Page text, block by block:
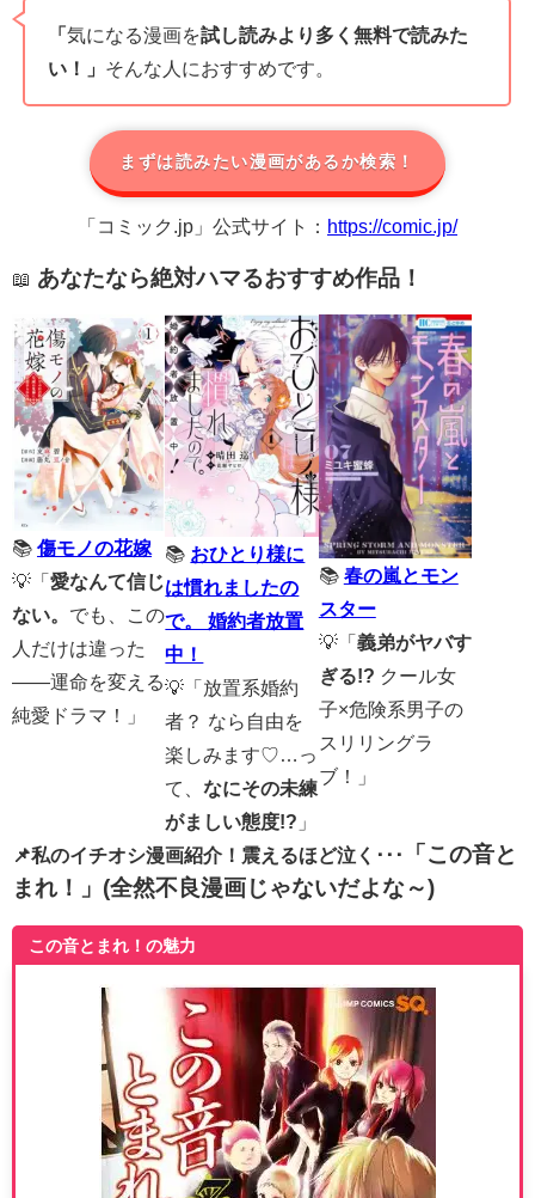
「気になる漫画を試し読みより多く無料で読みた
い！」 そんな人におすすめです。
まずは読みたい漫画があるか検索！
「コミック.jp」公式サイト： https://comic.jp/
📖 あなたなら絶対ハマるおすすめ作品！
📚 傷モノの花嫁
💡「 愛なんて信じ
ない。 でも、この
人だけは違った
――運命を変える
純愛ドラマ！」
📚 おひとり様に
は慣れましたの
で。 婚約者放置
中！
💡「放置系婚約
者？ なら自由を
楽しみます♡…っ
て、なにその未練
がましい態度!? 」
📚 春の嵐とモン
スター
💡「 義弟がヤバす
ぎる!? クール女
子×危険系男子の
スリリングラ
ブ！」
📌私のイチオシ漫画紹介！震えるほど泣く･･･
「この音と
まれ！」(全然不良漫画じゃないだよな～)
この音とまれ！の魅力